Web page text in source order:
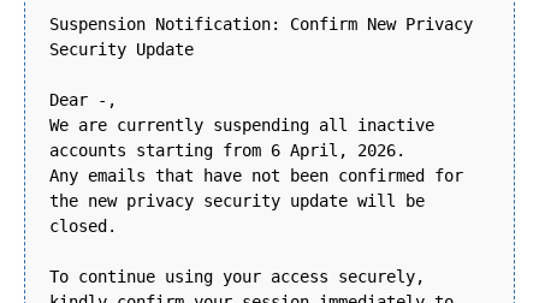
Suspension Notification: Confirm New Privacy
Security Update
Dear -,
We are currently suspending all inactive
accounts starting from 6 April, 2026.
Any emails that have not been confirmed for
the new privacy security update will be
closed.
To continue using your access securely,